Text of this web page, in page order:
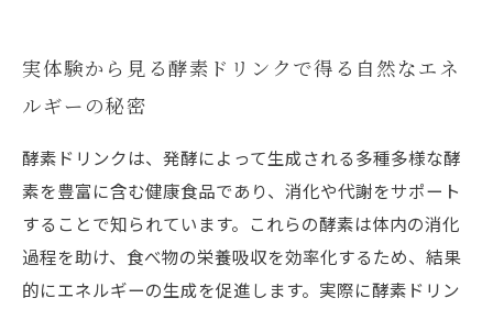
実体験から見る酵素ドリンクで得る自然なエネ
ルギーの秘密
酵素ドリンクは、発酵によって生成される多種多様な酵
素を豊富に含む健康食品であり、消化や代謝をサポート
することで知られています。これらの酵素は体内の消化
過程を助け、食べ物の栄養吸収を効率化するため、結果
的にエネルギーの生成を促進します。実際に酵素ドリン